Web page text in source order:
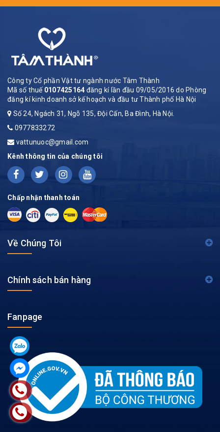
Công ty Cổ phần Vật tư ngành nước Tâm Thành
Mã số thuế 0107425164 đăng kí lần đầu 09/05/2016 do Phòng
đăng kí kinh doanh sở kế hoạch và đầu tư Thành phố Hà Nội
Số 24, Ngách 31, Ngõ 135, Đội Cấn, Ba Đình, Hà Nội.
0977833272
vattunuoc@gmail.com
Kênh thông tin của chúng tôi
Chấp nhận thanh toán
Về Chúng Tôi
Chính sách bán hàng
Fanpage